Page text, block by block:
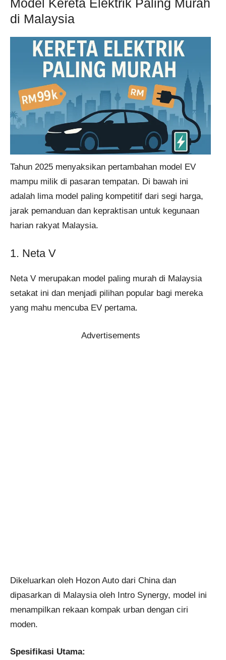
Model Kereta Elektrik Paling Murah
di Malaysia
Tahun 2025 menyaksikan pertambahan model EV
mampu milik di pasaran tempatan. Di bawah ini
adalah lima model paling kompetitif dari segi harga,
jarak pemanduan dan kepraktisan untuk kegunaan
harian rakyat Malaysia.
1. Neta V
Neta V merupakan model paling murah di Malaysia
setakat ini dan menjadi pilihan popular bagi mereka
yang mahu mencuba EV pertama.
Advertisements
Dikeluarkan oleh Hozon Auto dari China dan
dipasarkan di Malaysia oleh Intro Synergy, model ini
menampilkan rekaan kompak urban dengan ciri
moden.
Spesifikasi Utama: